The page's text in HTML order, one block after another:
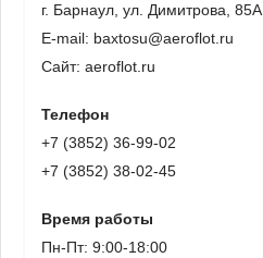
г. Барнаул, ул. Димитрова, 85А
E-mail: baxtosu@aeroflot.ru
Сайт: aeroflot.ru
Телефон
+7 (3852) 36-99-02
+7 (3852) 38-02-45
Время работы
Пн-Пт: 9:00-18:00